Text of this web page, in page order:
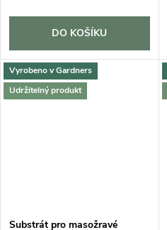
DO KOŠÍKU
Vyrobeno v Gardners
Udržitelný produkt
Substrát pro masožravé